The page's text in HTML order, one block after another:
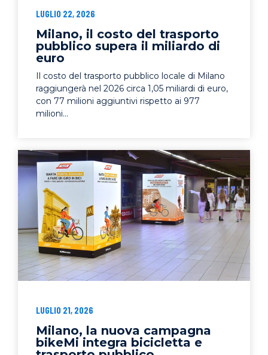
LUGLIO 22, 2026
Milano, il costo del trasporto
pubblico supera il miliardo di
euro
Il costo del trasporto pubblico locale di Milano
raggiungerà nel 2026 circa 1,05 miliardi di euro,
con 77 milioni aggiuntivi rispetto ai 977
milioni...
LUGLIO 21, 2026
Milano, la nuova campagna
bikeMi integra bicicletta e